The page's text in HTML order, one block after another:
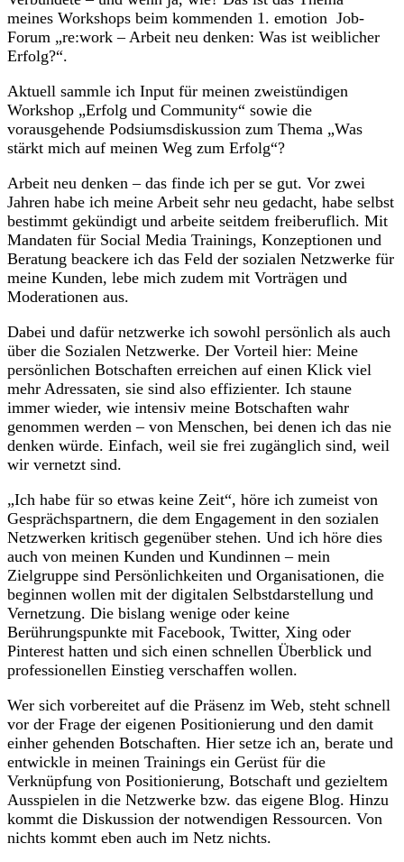
meines Workshops beim kommenden 1. emotion Job-
Forum „re:work – Arbeit neu denken: Was ist weiblicher
Erfolg?“.
Aktuell sammle ich Input für meinen zweistündigen
Workshop „Erfolg und Community“ sowie die
vorausgehende Podsiumsdiskussion zum Thema „Was
stärkt mich auf meinen Weg zum Erfolg“?
Arbeit neu denken – das finde ich per se gut. Vor zwei
Jahren habe ich meine Arbeit sehr neu gedacht, habe selbst
bestimmt gekündigt und arbeite seitdem freiberuflich. Mit
Mandaten für Social Media Trainings, Konzeptionen und
Beratung beackere ich das Feld der sozialen Netzwerke für
meine Kunden, lebe mich zudem mit Vorträgen und
Moderationen aus.
Dabei und dafür netzwerke ich sowohl persönlich als auch
über die Sozialen Netzwerke. Der Vorteil hier: Meine
persönlichen Botschaften erreichen auf einen Klick viel
mehr Adressaten, sie sind also effizienter. Ich staune
immer wieder, wie intensiv meine Botschaften wahr
genommen werden – von Menschen, bei denen ich das nie
denken würde. Einfach, weil sie frei zugänglich sind, weil
wir vernetzt sind.
„Ich habe für so etwas keine Zeit“, höre ich zumeist von
Gesprächspartnern, die dem Engagement in den sozialen
Netzwerken kritisch gegenüber stehen. Und ich höre dies
auch von meinen Kunden und Kundinnen – mein
Zielgruppe sind Persönlichkeiten und Organisationen, die
beginnen wollen mit der digitalen Selbstdarstellung und
Vernetzung. Die bislang wenige oder keine
Berührungspunkte mit Facebook, Twitter, Xing oder
Pinterest hatten und sich einen schnellen Überblick und
professionellen Einstieg verschaffen wollen.
Wer sich vorbereitet auf die Präsenz im Web, steht schnell
vor der Frage der eigenen Positionierung und den damit
einher gehenden Botschaften. Hier setze ich an, berate und
entwickle in meinen Trainings ein Gerüst für die
Verknüpfung von Positionierung, Botschaft und gezieltem
Ausspielen in die Netzwerke bzw. das eigene Blog. Hinzu
kommt die Diskussion der notwendigen Ressourcen. Von
nichts kommt eben auch im Netz nichts.